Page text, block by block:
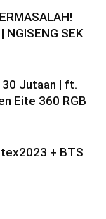
NGISENG SEK
30 Jutaan | ft.
Eite 360 RGB
+ BTS